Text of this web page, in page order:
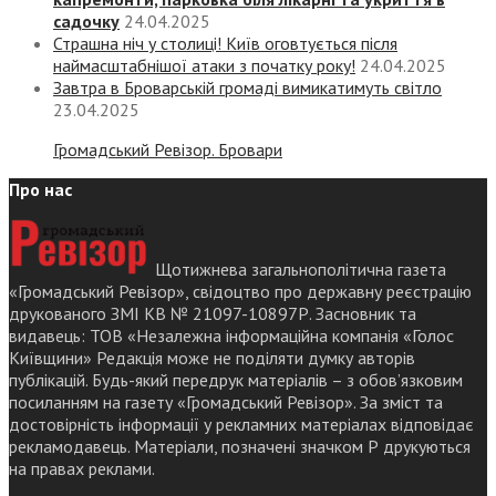
садочку 24.04.2025
Страшна ніч у столиці! Київ оговтується після
наймасштабнішої атаки з початку року! 24.04.2025
Завтра в Броварській громаді вимикатимуть світло
23.04.2025
Громадський Ревізор. Бровари
Про нас
Щотижнева загальнополітична газета
«Громадський Ревізор», свідоцтво про державну реєстрацію
друкованого ЗМІ КВ № 21097-10897Р. Засновник та
видавець: ТОВ «Незалежна інформаційна компанія «Голос
Київщини» Редакція може не поділяти думку авторів
публікацій. Будь-який передрук матеріалів – з обов’язковим
посиланням на газету «Громадський Ревізор». За зміст та
достовірність інформації у рекламних матеріалах відповідає
рекламодавець. Матеріали, позначені значком Р друкуються
на правах реклами.